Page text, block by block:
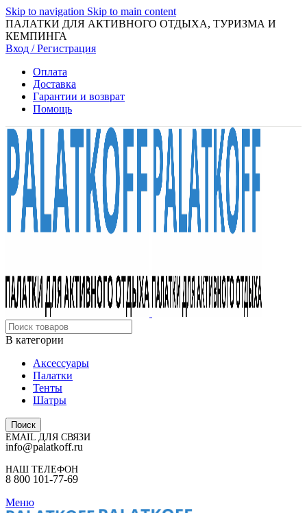
Skip to navigation Skip to main content
ПАЛАТКИ ДЛЯ АКТИВНОГО ОТДЫХА, ТУРИЗМА И
КЕМПИНГА
Вход / Регистрация
Оплата
Доставка
Гарантии и возврат
Помощь
В категории
Аксессуары
Палатки
Тенты
Шатры
Поиск
EMAIL ДЛЯ СВЯЗИ
info@palatkoff.ru
НАШ ТЕЛЕФОН
8 800 101-77-69
Меню